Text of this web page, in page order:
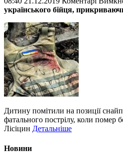
українського бійця,
Дитину помітили на позиції
фатального пострілу, коли помер
Лісіцин Детальніше
Новини